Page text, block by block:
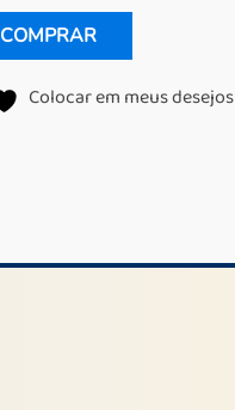
COMPRAR
Colocar em meus desejos